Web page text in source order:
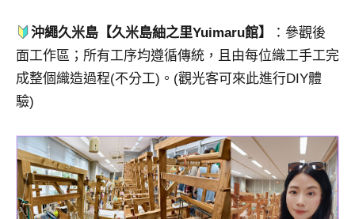
沖繩久米島【久米島紬之里Yuimaru館】
：參觀後
面工作區；所有工序均遵循傳統，且由每位織工手工完
成整個織造過程(不分工)。(觀光客可來此進行DIY體
驗)